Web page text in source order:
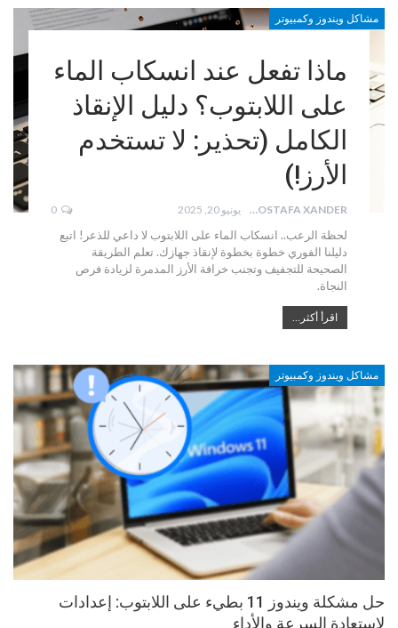
مشاكل ويندوز وكمبيوتر
ماذا تفعل عند انسكاب الماء
على اللابتوب؟ دليل الإنقاذ
الكامل (تحذير: لا تستخدم
الأرز!)
MOSTAFA XANDER يونيو 20, 2025 0
لحظة الرعب.. انسكاب الماء على اللابتوب لا داعي للذعر! اتبع
دليلنا الفوري خطوة بخطوة لإنقاذ جهازك. تعلم الطريقة
الصحيحة للتجفيف وتجنب خرافة الأرز المدمرة لزيادة فرص
النجاة.
اقرأ أكثر...
مشاكل ويندوز وكمبيوتر
حل مشكلة ويندوز 11 بطيء على اللابتوب: إعدادات
لإستعادة السرعة والأداء